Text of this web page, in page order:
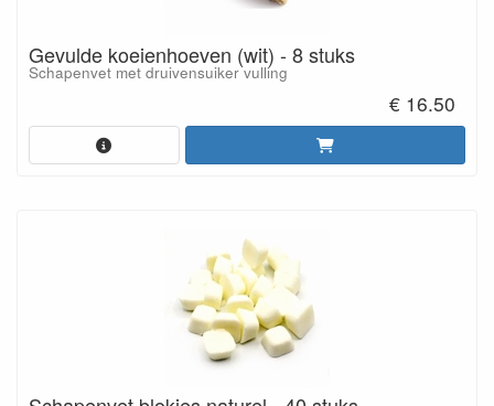
Gevulde koeienhoeven (wit) - 8 stuks
Schapenvet met druivensuiker vulling
€ 16.50